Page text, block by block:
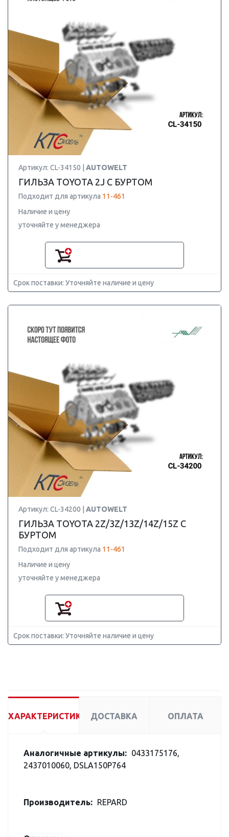
Артикул: CL-34150 | AUTOWELT
ГИЛЬЗА TOYOTA 2J С БУРТОМ
Подходит для артикула 11-461
Наличие и цену
уточняйте у менеджера
Срок поставки: Уточняйте наличие и цену
Артикул: CL-34200 | AUTOWELT
ГИЛЬЗА TOYOTA 2Z/3Z/13Z/14Z/15Z С
БУРТОМ
Подходит для артикула 11-461
Наличие и цену
уточняйте у менеджера
Срок поставки: Уточняйте наличие и цену
ХАРАКТЕРИСТИКИ ДОСТАВКА ОПЛАТА
Аналогичные артикулы: 0433175176,
2437010060, DSLA150P764
Производитель: REPARD